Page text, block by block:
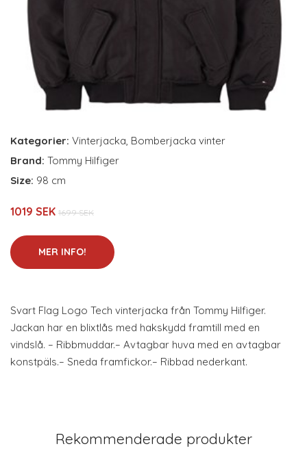
Kategorier: Vinterjacka, Bomberjacka vinter
Brand: Tommy Hilfiger
Size: 98 cm
1019 SEK 1699 SEK
MER INFO!
Svart Flag Logo Tech vinterjacka från Tommy Hilfiger.
Jackan har en blixtlås med hakskydd framtill med en
vindslå. – Ribbmuddar.– Avtagbar huva med en avtagbar
konstpäls.– Sneda framfickor.– Ribbad nederkant.
Rekommenderade produkter